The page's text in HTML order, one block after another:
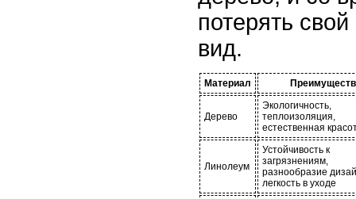
потерять
вид.
Материал
Дерево
Экологичность,
теплоизоляция,
естественная
Линолеум
Устойчивость к
загрязнениям,
разнообразие
легкость в уходе